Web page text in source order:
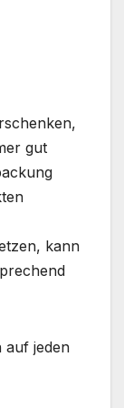
gut
kann
auf jeden